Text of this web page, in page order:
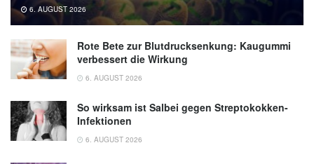
6. AUGUST 2026
Rote Bete zur Blutdrucksenkung: Kaugummi
verbessert die Wirkung
6. AUGUST 2026
So wirksam ist Salbei gegen Streptokokken-
Infektionen
6. AUGUST 2026